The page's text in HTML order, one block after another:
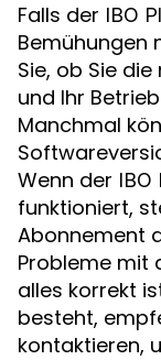
Falls der IBO
Bemühungen
Sie, ob Sie
und Ihr
Manchmal
Wenn der IBO
funktioniert,
Abonnement
Probleme mit
alles korrekt
besteht,
kontaktieren,